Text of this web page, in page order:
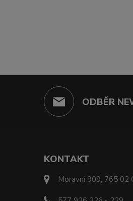
ODBĚR
KONTAKT
Moravní 909, 765 02